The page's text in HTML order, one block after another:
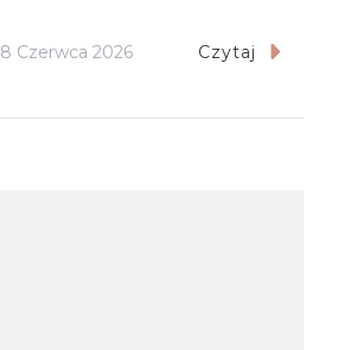
8 Czerwca 2026 Czytaj